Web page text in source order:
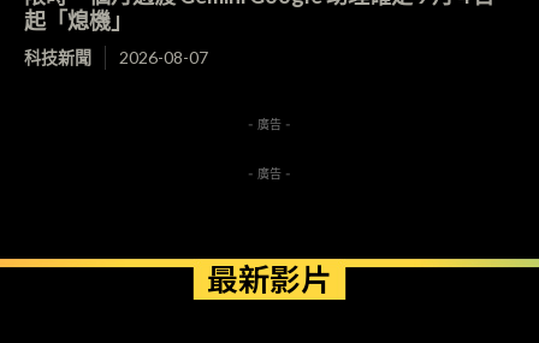
起「熄機」
科技新聞 2026-08-07
- 廣告 -
- 廣告 -
最新影片